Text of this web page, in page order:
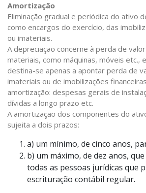
Amortização
Eliminação gradual e periódica do ativo
como encargos do exercício, das
ou imateriais.
A depreciação concerne à perda de
materiais, como máquinas, móveis etc.,
destina-se apenas a apontar perda de
imateriais ou de imobilizações
amortização: despesas gerais de
dívidas a longo prazo etc.
A amortização dos componentes do
sujeita a dois prazos:
a) um mínimo, de cinco anos,
b) um máximo, de dez anos,
todas as pessoas jurídicas que
escrituração contábil regular.